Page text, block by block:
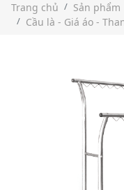
Trang chủ Sản phẩm
Cầu là - Giá áo -